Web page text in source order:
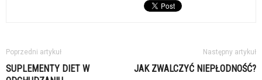
Poprzedni artykuł
SUPLEMENTY DIET W
Następny artykuł
JAK ZWALCZYĆ NIEPŁODNOŚĆ?